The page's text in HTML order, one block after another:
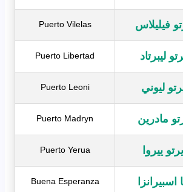
فيليلاس Puerto Vilelas
ليبرتاد Puerto Libertad
ليوني Puerto Leoni
مادرين Puerto Madryn
ييروا Puerto Yerua
اسبيرانزا Buena Esperanza